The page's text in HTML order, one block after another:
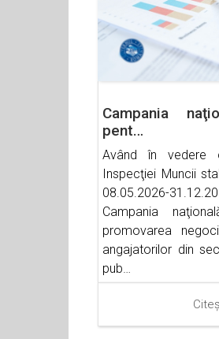
Campania
pent…
Având în vedere
Inspecţiei Muncii
08.05.2026-
Campania
promovarea
angajatorilor din
pub…